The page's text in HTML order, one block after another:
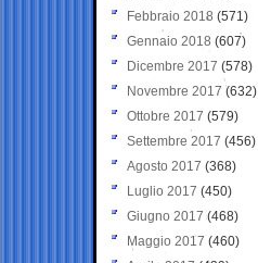
Febbraio 2018 (571)
Gennaio 2018 (607)
Dicembre 2017 (578)
Novembre 2017 (632)
Ottobre 2017 (579)
Settembre 2017 (456)
Agosto 2017 (368)
Luglio 2017 (450)
Giugno 2017 (468)
Maggio 2017 (460)